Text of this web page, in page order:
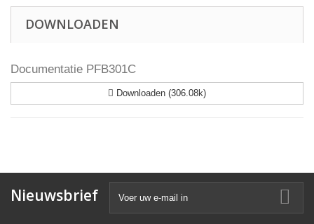
DOWNLOADEN
Documentatie PFB301C
Downloaden (306.08k)
Nieuwsbrief